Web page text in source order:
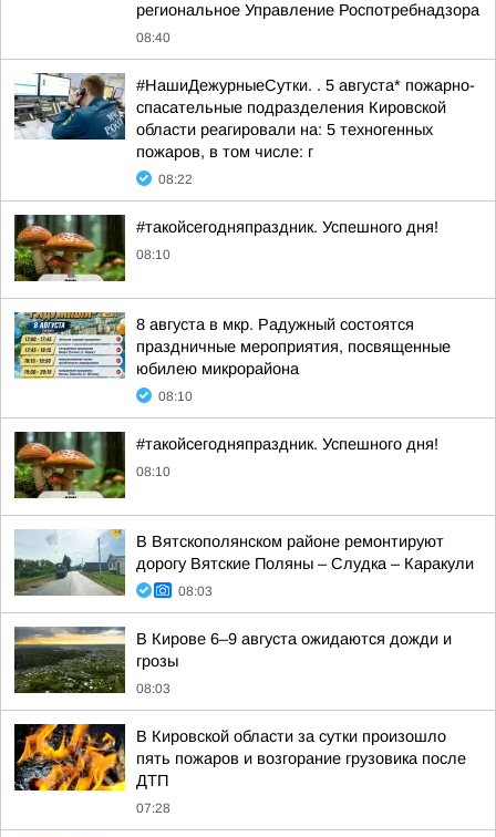
региональное Управление Роспотребнадзора
08:40
#НашиДежурныеСутки. . 5 августа* пожарно-
спасательные подразделения Кировской
области реагировали на: 5 техногенных
пожаров, в том числе: г
08:22
#такойсегодняпраздник. Успешного дня!
08:10
8 августа в мкр. Радужный состоятся
праздничные мероприятия, посвященные
юбилею микрорайона
08:10
#такойсегодняпраздник. Успешного дня!
08:10
В Вятскополянском районе ремонтируют
дорогу Вятские Поляны – Слудка – Каракули
08:03
В Кирове 6–9 августа ожидаются дожди и
грозы
08:03
В Кировской области за сутки произошло
пять пожаров и возгорание грузовика после
ДТП
07:28